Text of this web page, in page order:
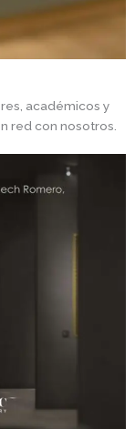
académicos y
red con nosotros.